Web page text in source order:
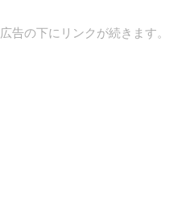
広告の下にリンクが続きます。